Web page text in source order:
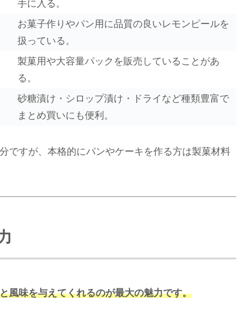
手に入る。
お菓子作りやパン用に品質の良いレモンピールを
扱っている。
製菓用や大容量パックを販売していることがあ
る。
砂糖漬け・シロップ漬け・ドライなど種類豊富で
まとめ買いにも便利。
ですが、本格的にパンやケーキを作る方は製菓材料
風味を与えてくれるのが最大の魅力です。